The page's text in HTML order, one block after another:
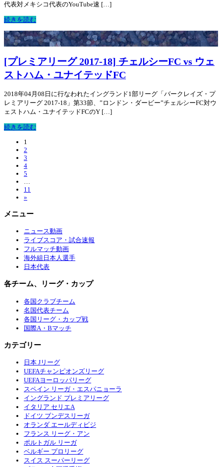
代表対メキシコ代表のYouTube速 […]
続きを読む
[プレミアリーグ 2017-18] チェルシーFC vs ウェ
ストハム・ユナイテッドFC
2018年04月08日に行なわれたイングランド1部リーグ「バークレイズ・プ
レミアリーグ 2017-18」第33節、”ロンドン・ダービー”チェルシーFC対ウ
ェストハム・ユナイテッドFCのY […]
続きを読む
1
2
3
4
5
11
»
メニュー
ニュース動画
ライブスコア・試合速報
フルマッチ動画
海外組日本人選手
日本代表
各チーム、リーグ・カップ
各国クラブチーム
名国代表チーム
各国リーグ・カップ戦
国際A・Bマッチ
カテゴリー
日本 Jリーグ
UEFAチャンピオンズリーグ
UEFAヨーロッパリーグ
スペイン リーガ・エスパニョーラ
イングランド プレミアリーグ
イタリア セリエA
ドイツ ブンデスリーガ
オランダ エールディビジ
フランス リーグ・アン
ポルトガル リーガ
ベルギー プロリーグ
スイス スーパーリーグ